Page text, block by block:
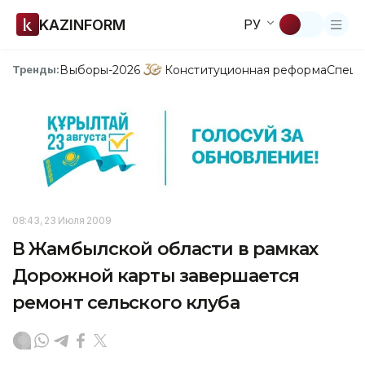
KAZINFORM РУ
Тренды:Выборы-2026 Конституционная реформа
08:43, 23 Июля 2009
В Жамбылской области в рамках
Дорожной карты завершается
ремонт сельского клуба